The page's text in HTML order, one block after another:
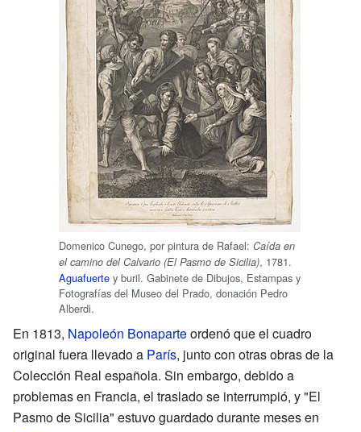
Domenico Cunego, por pintura de Rafael: Caída en
el camino del Calvario (El Pasmo de Sicilia), 1781.
Aguafuerte y buril. Gabinete de Dibujos, Estampas y
Fotografías del Museo del Prado, donación Pedro
Alberdi.
En 1813, Napoleón Bonaparteordenó que el cuadro
original fuera llevado a París, junto con otras obras de la
Colección Real española. Sin embargo, debido a
problemas en Francia, el traslado se interrumpió, y "El
Pasmo de Sicilia" estuvo guardado durante meses en